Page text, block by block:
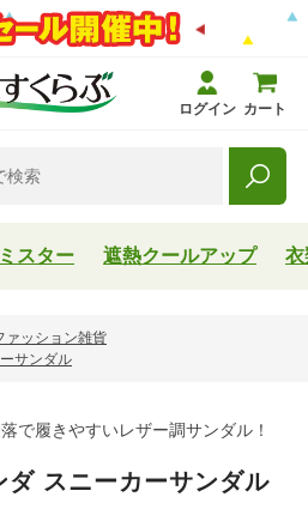
ログイン カート
スター 遮熱クールアップ 衣
ァッション雑貨
サンダル
で履きやすいレザー調サンダル！
ダ スニーカーサンダル